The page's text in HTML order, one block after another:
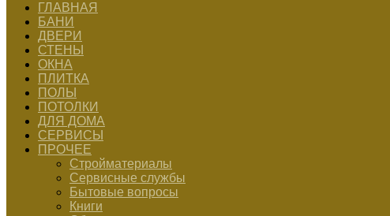
ГЛАВНАЯ
БАНИ
ДВЕРИ
СТЕНЫ
ОКНА
ПЛИТКА
ПОЛЫ
ПОТОЛКИ
ДЛЯ ДОМА
СЕРВИСЫ
ПРОЧЕЕ
Стройматериалы
Сервисные службы
Бытовые вопросы
Книги